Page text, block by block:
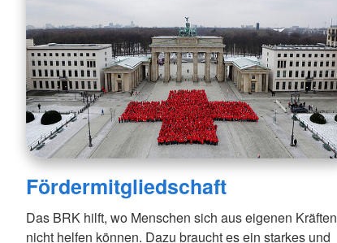
Fördermitgliedschaft
Das BRK hilft, wo Menschen sich aus eigenen Kräften
nicht helfen können. Dazu braucht es ein starkes und